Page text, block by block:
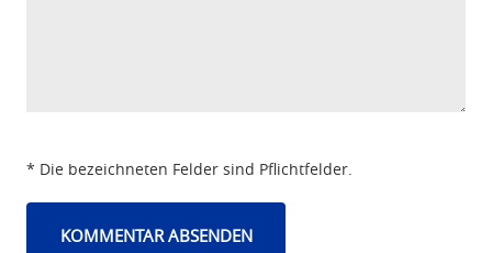
* Die bezeichneten Felder sind Pflichtfelder.